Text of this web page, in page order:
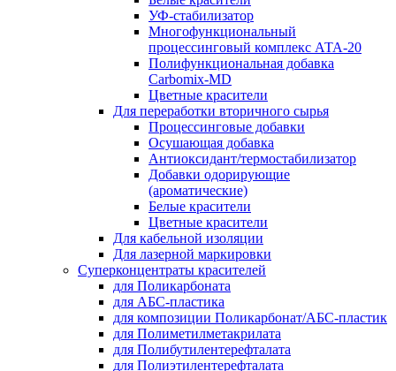
УФ-стабилизатор
Многофункциональный
процессинговый комплекс АТА-20
Полифункциональная добавка
Carbomix-MD
Цветные красители
Для переработки вторичного сырья
Процессинговые добавки
Осушающая добавка
Антиоксидант/термостабилизатор
Добавки одорирующие
(ароматические)
Белые красители
Цветные красители
Для кабельной изоляции
Для лазерной маркировки
Суперконцентраты красителей
для Поликарбоната
для АБС-пластика
для композиции Поликарбонат/АБС-пластик
для Полиметилметакрилата
для Полибутилентерефталата
для Полиэтилентерефталата